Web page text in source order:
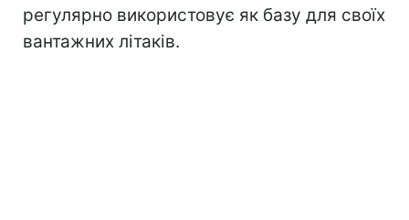
регулярно використовує як базу для своїх
вантажних літаків.